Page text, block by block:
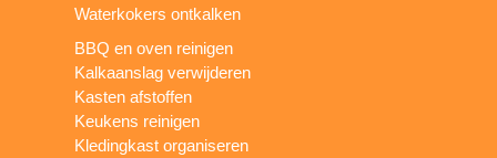
Waterkokers ontkalken
BBQ en oven reinigen
Kalkaanslag verwijderen
Kasten afstoffen
Keukens reinigen
Kledingkast organiseren